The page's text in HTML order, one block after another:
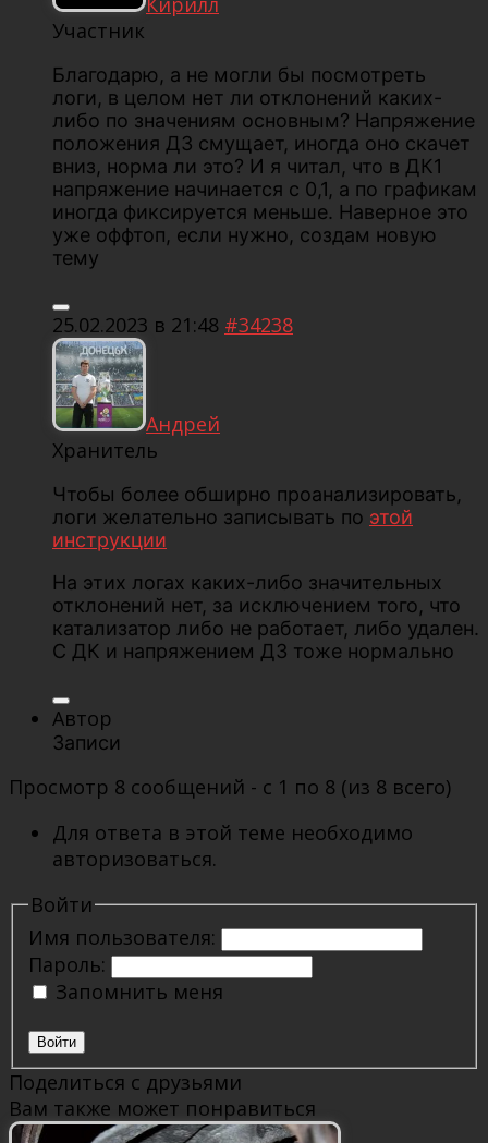
Участник
Благодарю, а не могли бы посмотреть
логи, в целом нет ли отклонений каких-
либо по значениям основным? Напряжение
положения ДЗ смущает, иногда оно скачет
вниз, норма ли это? И я читал, что в ДК1
напряжение начинается с 0,1, а по графикам
иногда фиксируется меньше. Наверное это
уже оффтоп, если нужно, создам новую
тему
25.02.2023 в 21:48 #34238
Андрей
Хранитель
Чтобы более обширно проанализировать,
логи желательно записывать по этой
инструкции
На этих логах каких-либо значительных
отклонений нет, за исключением того, что
катализатор либо не работает, либо удален.
С ДК и напряжением ДЗ тоже нормально
Автор
Записи
Просмотр 8 сообщений - с 1 по 8 (из 8 всего)
Для ответа в этой теме необходимо
авторизоваться.
Войти
Имя пользователя:
Пароль:
Запомнить меня
Войти
Поделиться с друзьями
Вам также может понравиться